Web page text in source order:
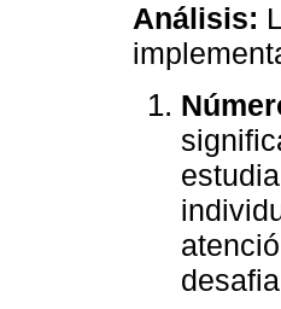
Análisis: